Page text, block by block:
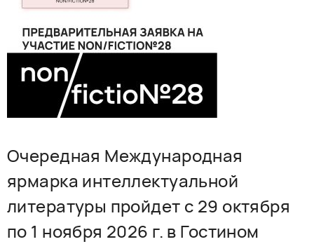
Очередная Международная
ярмарка интеллектуальной
литературы пройдет с 29 октября
по 1 ноября 2026 г. в Гостином